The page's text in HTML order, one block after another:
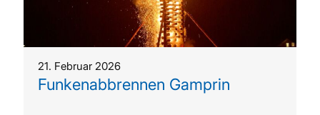
21. Februar 2026
Funkenabbrennen Gamprin